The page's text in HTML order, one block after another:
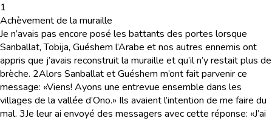
1
Achèvement de la muraille
Je n’avais pas encore posé les battants des portes lorsque
Sanballat, Tobija, Guéshem l’Arabe et nos autres ennemis ont
appris que j’avais reconstruit la muraille et qu’il n’y restait plus de
brèche. 2Alors Sanballat et Guéshem m’ont fait parvenir ce
message: «Viens! Ayons une entrevue ensemble dans les
villages de la vallée d’Ono.» Ils avaient l’intention de me faire du
mal. 3Je leur ai envoyé des messagers avec cette réponse: «J’ai